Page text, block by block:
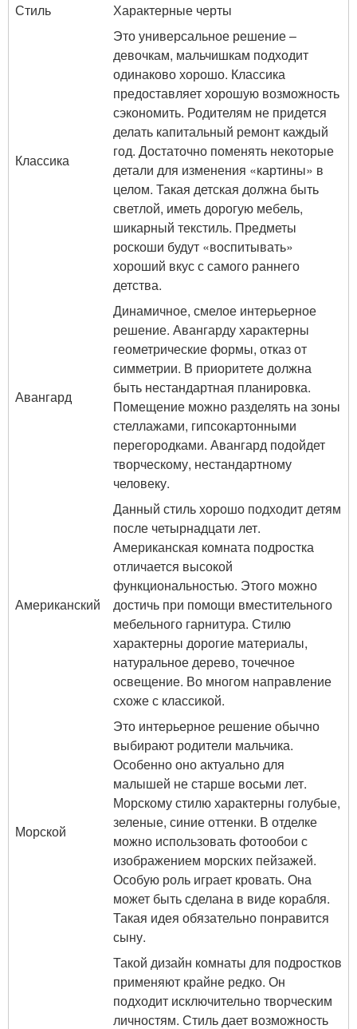
Стиль
Характерные черты
Классика
Это универсальное решение –
девочкам, мальчишкам подходит
одинаково хорошо. Классика
предоставляет хорошую возможность
сэкономить. Родителям не придется
делать капитальный ремонт каждый
год. Достаточно поменять некоторые
детали для изменения «картины» в
целом. Такая детская должна быть
светлой, иметь дорогую мебель,
шикарный текстиль. Предметы
роскоши будут «воспитывать»
хороший вкус с самого раннего
детства.
Авангард
Динамичное, смелое интерьерное
решение. Авангарду характерны
геометрические формы, отказ от
симметрии. В приоритете должна
быть нестандартная планировка.
Помещение можно разделять на зоны
стеллажами, гипсокартонными
перегородками. Авангард подойдет
творческому, нестандартному
человеку.
Американский
Данный стиль хорошо подходит детям
после четырнадцати лет.
Американская комната подростка
отличается высокой
функциональностью. Этого можно
достичь при помощи вместительного
мебельного гарнитура. Стилю
характерны дорогие материалы,
натуральное дерево, точечное
освещение. Во многом направление
схоже с классикой.
Морской
Это интерьерное решение обычно
выбирают родители мальчика.
Особенно оно актуально для
малышей не старше восьми лет.
Морскому стилю характерны голубые,
зеленые, синие оттенки. В отделке
можно использовать фотообои с
изображением морских пейзажей.
Особую роль играет кровать. Она
может быть сделана в виде корабля.
Такая идея обязательно понравится
сыну.
Такой дизайн комнаты для подростков
применяют крайне редко. Он
подходит исключительно творческим
личностям. Стиль дает возможность